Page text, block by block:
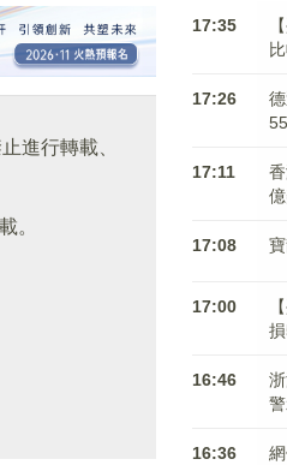
進行轉載、
。
17:35
17:26
17:11
17:08
17:00
16:46
16:36